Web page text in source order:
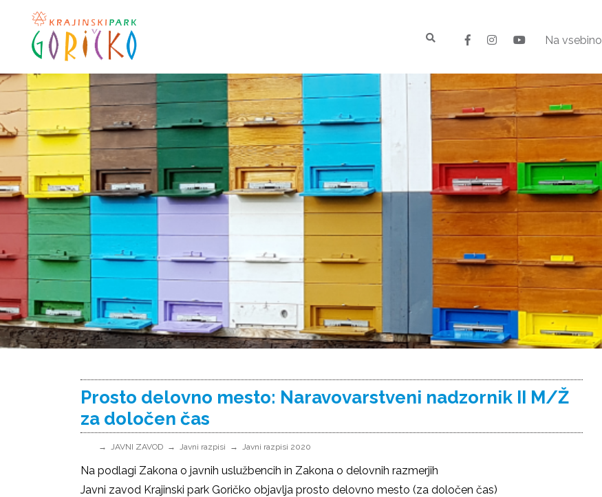
Na vsebino
Prosto delovno mesto: Naravovarstveni nadzornik II M/Ž
za določen čas
JAVNI ZAVOD Javni razpisi Javni razpisi 2020
Na podlagi Zakona o javnih uslužbencih in Zakona o delovnih razmerjih
Javni zavod Krajinski park Goričko objavlja prosto delovno mesto (za določen čas)